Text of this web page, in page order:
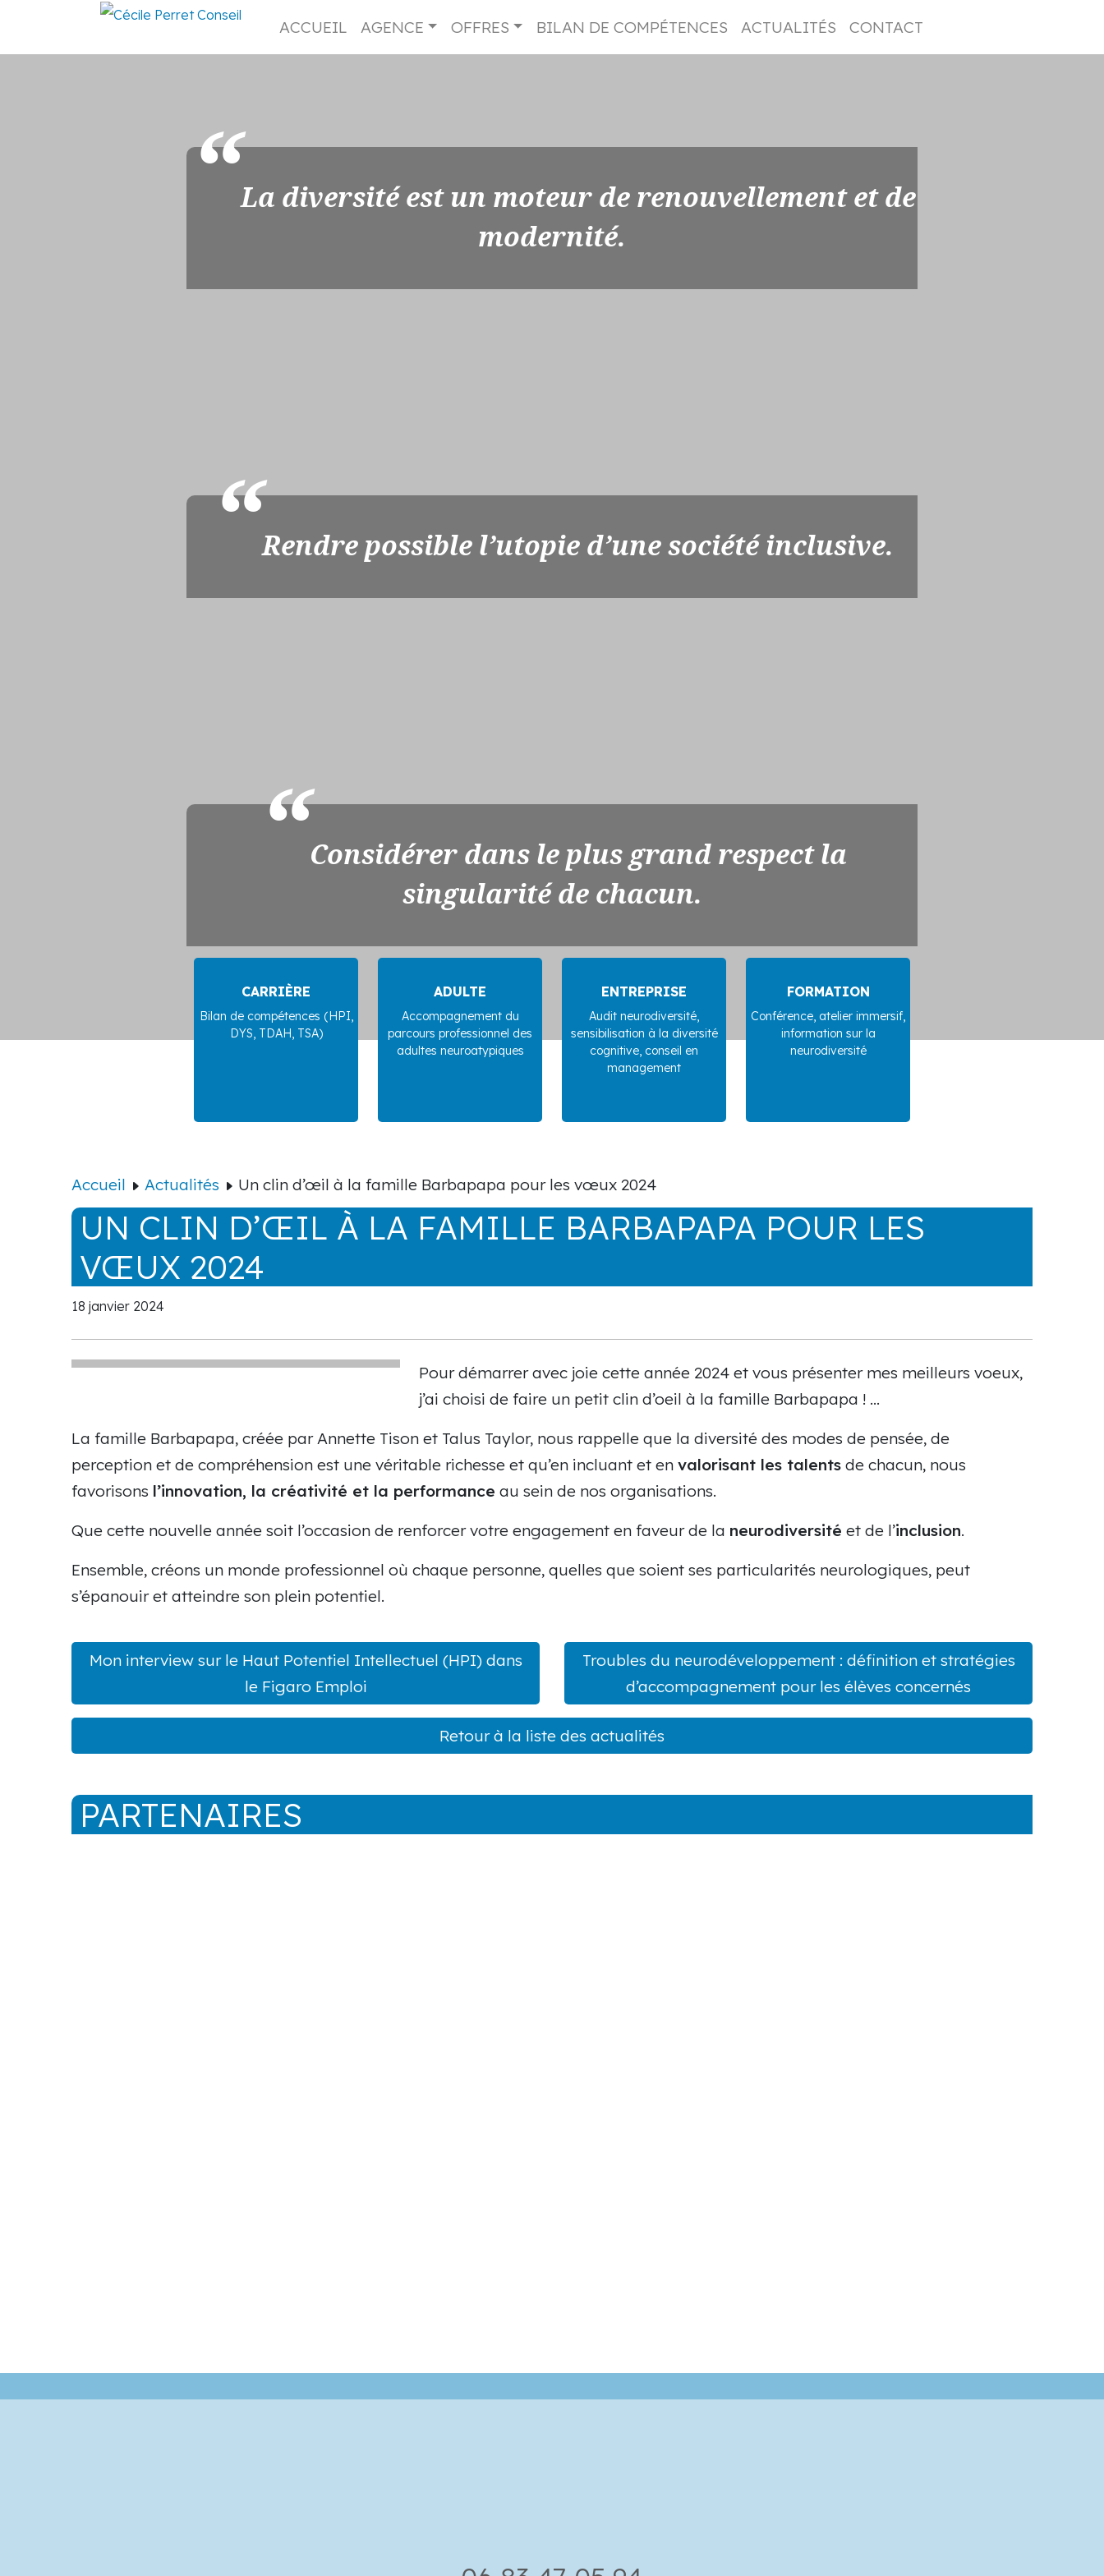
ACCUEIL AGENCE OFFRES BILAN DE COMPÉTENCES ACTUALITÉS CONTACT
La diversité est un moteur de renouvellement et de
modernité.
Rendre possible l’utopie d’une société inclusive.
Considérer dans le plus grand respect la
singularité de chacun.
CARRIÈRE
Bilan de compétences (HPI,
DYS, TDAH, TSA)
ADULTE
Accompagnement du
parcours professionnel des
adultes neuroatypiques
ENTREPRISE
Audit neurodiversité,
sensibilisation à la diversité
cognitive, conseil en
management
FORMATION
Conférence, atelier immersif,
information sur la
neurodiversité
Accueil Actualités Un clin d’œil à la famille Barbapapa pour les vœux 2024
UN CLIN D’ŒIL À LA FAMILLE BARBAPAPA POUR LES
VŒUX 2024
18 janvier 2024
Pour démarrer avec joie cette année 2024 et vous présenter mes meilleurs voeux,
j’ai choisi de faire un petit clin d’oeil à la famille Barbapapa ! …
La famille Barbapapa, créée par Annette Tison et Talus Taylor, nous rappelle que la diversité des modes de pensée, de
perception et de compréhension est une véritable richesse et qu’en incluant et en valorisant les talents de chacun, nous
favorisons l’innovation, la créativité et la performance au sein de nos organisations.
Que cette nouvelle année soit l’occasion de renforcer votre engagement en faveur de la neurodiversité et de l’inclusion.
Ensemble, créons un monde professionnel où chaque personne, quelles que soient ses particularités neurologiques, peut
s’épanouir et atteindre son plein potentiel.
Mon interview sur le Haut Potentiel Intellectuel (HPI) dans
le Figaro Emploi
Troubles du neurodéveloppement : définition et stratégies
d’accompagnement pour les élèves concernés
Retour à la liste des actualités
PARTENAIRES